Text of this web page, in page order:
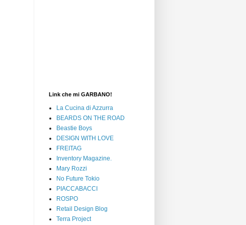
Link che mi GARBANO!
La Cucina di Azzurra
BEARDS ON THE ROAD
Beastie Boys
DESIGN WITH LOVE
FREITAG
Inventory Magazine.
Mary Rozzi
No Future Tokio
PIACCABACCI
ROSPO
Retail Design Blog
Terra Project